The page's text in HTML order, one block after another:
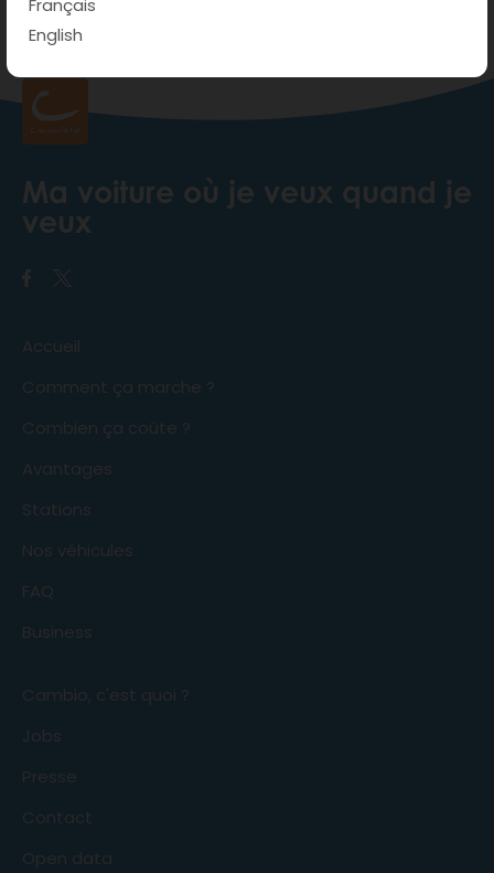
Français
Englishnormal vous sera facturé.
Ma voiture où je veux quand je
veux
Accueil
Comment ça marche ?
Combien ça coûte ?
Avantages
Stations
Nos véhicules
FAQ
Business
Cambio, c'est quoi ?
Jobs
Presse
Contact
Open data